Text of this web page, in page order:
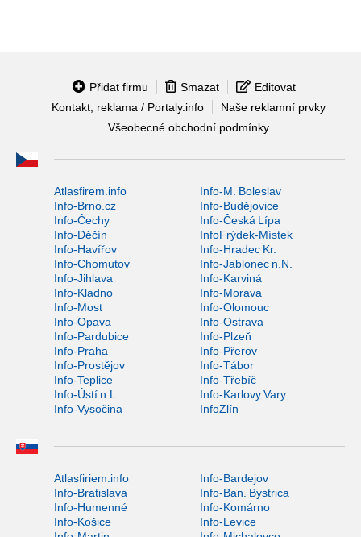
Přidat firmu Smazat
Editovat
Kontakt, reklama / Portaly.info
Naše reklamní prvky
Všeobecné obchodní podmínky
Atlasfirem.info
Info-M. Boleslav
Info-Brno.cz
Info-Budějovice
Info-Čechy
Info-Česká Lípa
Info-Děčín
InfoFrýdek-Místek
Info-Havířov
Info-Hradec Kr.
Info-Chomutov
Info-Jablonec n.N.
Info-Jihlava
Info-Karviná
Info-Kladno
Info-Morava
Info-Most
Info-Olomouc
Info-Opava
Info-Ostrava
Info-Pardubice
Info-Plzeň
Info-Praha
Info-Přerov
Info-Prostějov
Info-Tábor
Info-Teplice
Info-Třebíč
Info-Ústí n.L.
Info-Karlovy Vary
Info-Vysočina
InfoZlín
Atlasfiriem.info
Info-Bardejov
Info-Bratislava
Info-Ban. Bystrica
Info-Humenné
Info-Komárno
Info-Košice
Info-Levice